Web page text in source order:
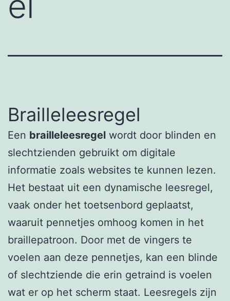
Brailleleesregel
Een brailleleesregel wordt door blinden en
slechtzienden gebruikt om digitale
informatie zoals websites te kunnen lezen.
Het bestaat uit een dynamische leesregel,
vaak onder het toetsenbord geplaatst,
waaruit pennetjes omhoog komen in het
braillepatroon. Door met de vingers te
voelen aan deze pennetjes, kan een blinde
of slechtziende die erin getraind is voelen
wat er op het scherm staat. Leesregels zijn